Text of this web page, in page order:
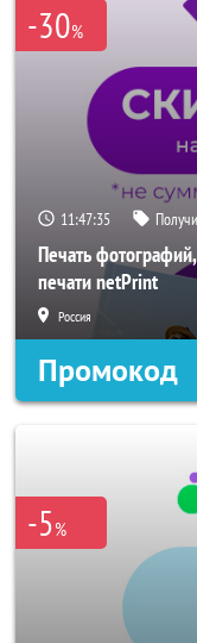
-30%
11:47:33
Печать
печати netPrint
Россия
Промокод
-5%